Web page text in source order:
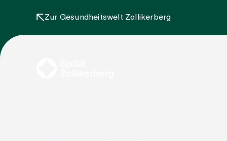
Zur Gesundheitswelt Zollikerberg